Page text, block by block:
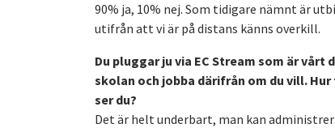
90% ja, 10% nej. Som tidigare nämnt är
utifrån att vi är på distans känns overkill.
Du pluggar ju via EC Stream som är
skolan och jobba därifrån om du vill.
ser du?
Det är helt underbart, man kan